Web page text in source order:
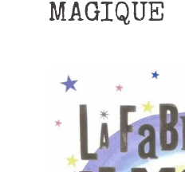
MAGIQUE